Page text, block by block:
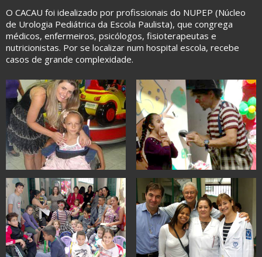
O CACAU foi idealizado por profissionais do NUPEP (Núcleo
de Urologia Pediátrica da Escola Paulista), que congrega
médicos, enfermeiros, psicólogos, fisioterapeutas e
nutricionistas. Por se localizar num hospital escola, recebe
casos de grande complexidade.